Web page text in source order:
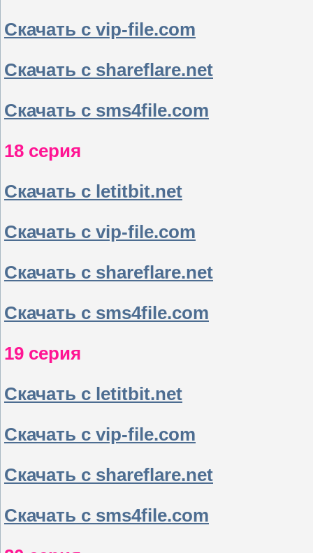
Скачать с vip-file.com
Скачать с shareflare.net
Скачать с sms4file.com
18 серия
Скачать с letitbit.net
Скачать с vip-file.com
Скачать с shareflare.net
Скачать с sms4file.com
19 серия
Скачать с letitbit.net
Скачать с vip-file.com
Скачать с shareflare.net
Скачать с sms4file.com